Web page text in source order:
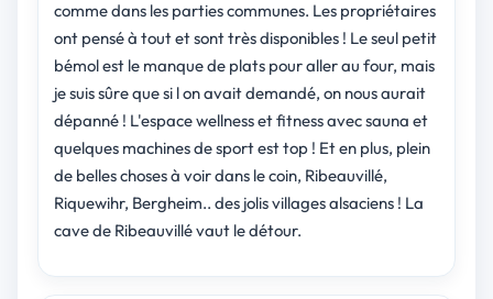
comme dans les parties communes. Les propriétaires
ont pensé à tout et sont très disponibles ! Le seul petit
bémol est le manque de plats pour aller au four, mais
je suis sûre que si l on avait demandé, on nous aurait
dépanné ! L'espace wellness et fitness avec sauna et
quelques machines de sport est top ! Et en plus, plein
de belles choses à voir dans le coin, Ribeauvillé,
Riquewihr, Bergheim.. des jolis villages alsaciens ! La
cave de Ribeauvillé vaut le détour.